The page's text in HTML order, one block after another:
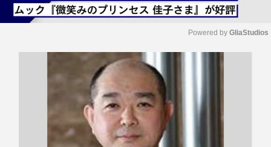
Powered by GliaStudios